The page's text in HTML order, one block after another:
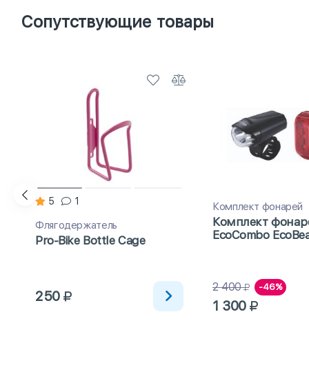
Сопутствующие товары
5 1
Флягодержатель
Pro-Bike Bottle Сage
250
Комплект фонарей
Комплект
EcoCombo
2 400 -46%
1 300